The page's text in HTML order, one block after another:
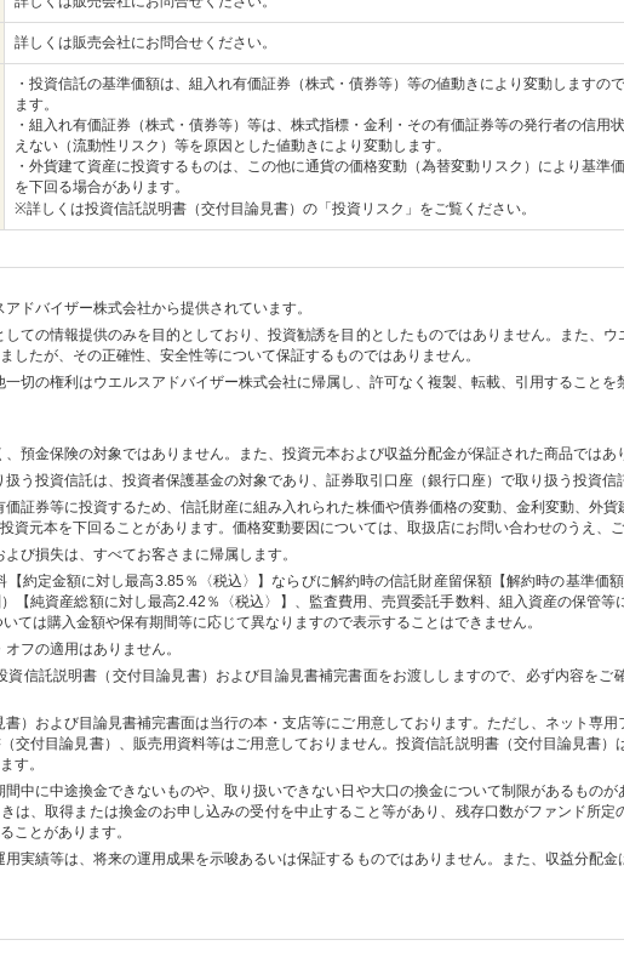
詳しくは販売会社にお問合せください。
・投資信託の基準価額は、組入れ有価証券（株式・債券等）等の値動きにより変動しますの
ます。
・組入れ有価証券（株式・債券等）等は、株式指標・金利・その有価証券等の発行者の信用
えない（流動性リスク）等を原因とした値動きにより変動します。
・外貨建て資産に投資するものは、この他に通貨の価格変動（為替変動リスク）により基準
を下回る場合があります。
※詳しくは投資信託説明書（交付目論見書）の「投資リスク」をご覧ください。
ドバイザー株式会社から提供されています。
ての情報提供のみを目的としており、投資勧誘を目的としたものではありません。また、
したが、その正確性、安全性等について保証するものではありません。
切の権利はウエルスアドバイザー株式会社に帰属し、許可なく複製、転載、引用することを
預金保険の対象ではありません。また、投資元本および収益分配金が保証された商品ではあ
う投資信託は、投資者保護基金の対象であり、証券取引口座（銀行口座）で取り扱う投資信
証券等に投資するため、信託財産に組み入れられた株価や債券価格の変動、金利変動、外
資元本を下回ることがあります。価格変動要因については、取扱店にお問い合わせのうえ、ご
び損失は、すべてお客さまに帰属します。
【約定金額に対し最高3.85％〈税込〉】ならびに解約時の信託財産留保額【解約時の基準価
【純資産総額に対し最高2.42％〈税込〉】、監査費用、売買委託手数料、組入資産の保管等
ては購入金額や保有期間等に応じて異なりますので表示することはできません。
フの適用はありません。
資信託説明書（交付目論見書）および目論見書補完書面をお渡ししますので、必ず内容をご
）および目論見書補完書面は当行の本・支店等にご用意しております。ただし、ネット専
交付目論見書）、販売用資料等はご用意しておりません。投資信託説明書（交付目論見書
す。
間中に中途換金できないものや、取り扱いできない日や大口の換金について制限があるもの
は、取得または換金のお申し込みの受付を中止すること等があり、残存口数がファンド所
ことがあります。
用実績等は、将来の運用成果を示唆あるいは保証するものではありません。また、収益分配